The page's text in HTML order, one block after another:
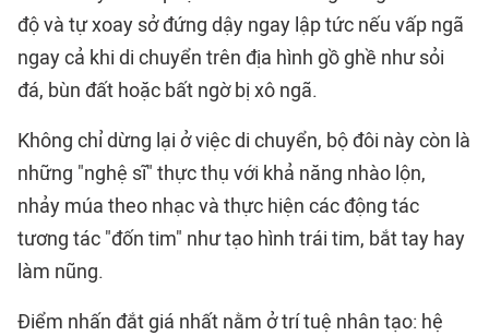
độ và tự xoay sở đứng dậy ngay lập tức nếu vấp ngã
ngay cả khi di chuyển trên địa hình gồ ghề như sỏi
đá, bùn đất hoặc bất ngờ bị xô ngã.
Không chỉ dừng lại ở việc di chuyển, bộ đôi này còn là
những "nghệ sĩ" thực thụ với khả năng nhào lộn,
nhảy múa theo nhạc và thực hiện các động tác
tương tác "đốn tim" như tạo hình trái tim, bắt tay hay
làm nũng.
Điểm nhấn đắt giá nhất nằm ở trí tuệ nhân tạo: hệ